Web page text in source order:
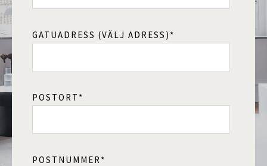
GATUADRESS (VÄLJ ADRESS) *
POSTORT *
POSTNUMMER*